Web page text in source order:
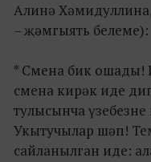
Алинә
– җәмгыять белеме):
* Смена бик
смена кирәк иде
тулысынча үзебезне
Укытучылар шәп!
сайланылган иде: